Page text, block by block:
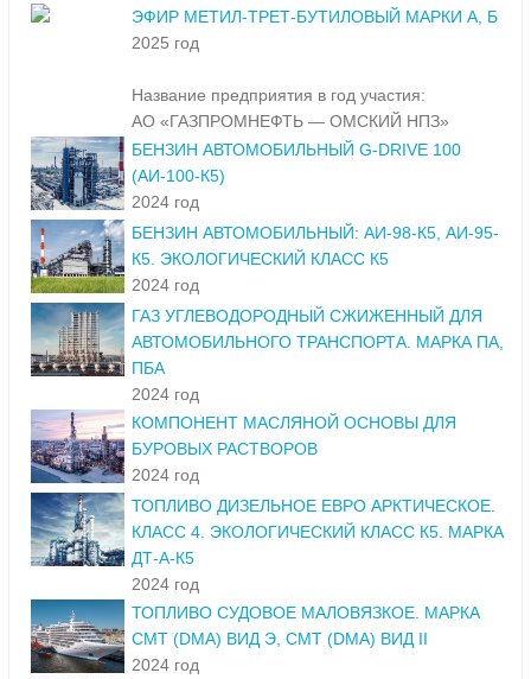
ЭФИР МЕТИЛ-ТРЕТ-БУТИЛОВЫЙ МАРКИ А, Б
2025 год
Название предприятия в год участия:
АО «ГАЗПРОМНЕФТЬ — ОМСКИЙ НПЗ»
БЕНЗИН АВТОМОБИЛЬНЫЙ G-DRIVE 100
(АИ-100-К5)
2024 год
БЕНЗИН АВТОМОБИЛЬНЫЙ: АИ-98-К5, АИ-95-
К5. ЭКОЛОГИЧЕСКИЙ КЛАСС К5
2024 год
ГАЗ УГЛЕВОДОРОДНЫЙ СЖИЖЕННЫЙ ДЛЯ
АВТОМОБИЛЬНОГО ТРАНСПОРТА. МАРКА ПА,
ПБА
2024 год
КОМПОНЕНТ МАСЛЯНОЙ ОСНОВЫ ДЛЯ
БУРОВЫХ РАСТВОРОВ
2024 год
ТОПЛИВО ДИЗЕЛЬНОЕ ЕВРО АРКТИЧЕСКОЕ.
КЛАСС 4. ЭКОЛОГИЧЕСКИЙ КЛАСС К5. МАРКА
ДТ-А-К5
2024 год
ТОПЛИВО СУДОВОЕ МАЛОВЯЗКОЕ. МАРКА
СМТ (DMA) ВИД Э, СМТ (DMA) ВИД II
2024 год